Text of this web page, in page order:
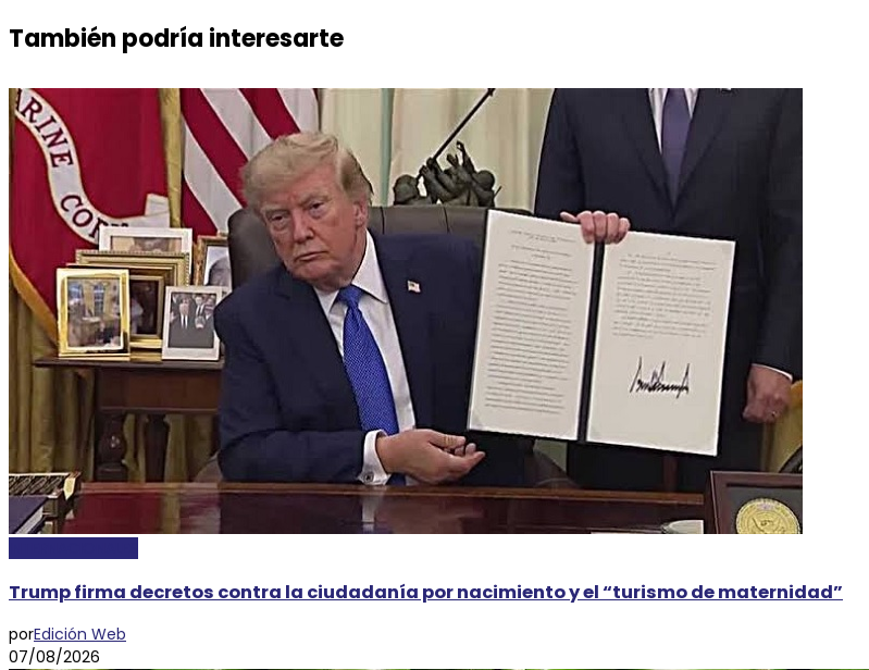
También podría interesarte
Trump firma decretos contra la ciudadanía por nacimiento y el “turismo de maternidad”
porEdición Web
07/08/2026